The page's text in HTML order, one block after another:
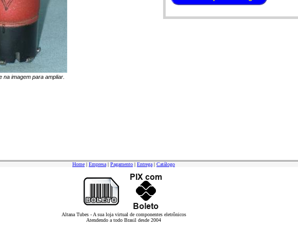
na imagem para ampliar.
Home | Empresa | Pagamento | Entrega | Catálogo
Altana Tubes - A sua loja virtual de componentes eletrônicos
Atendendo a todo Brasil desde 2004